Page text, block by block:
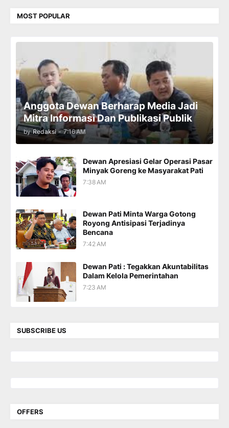
MOST POPULAR
Anggota Dewan Berharap Media Jadi
Mitra Informasi Dan Publikasi Publik
by Redaksi - 7:16 AM
Dewan Apresiasi Gelar Operasi Pasar
Minyak Goreng ke Masyarakat Pati
7:38 AM
Dewan Pati Minta Warga Gotong
Royong Antisipasi Terjadinya
Bencana
7:42 AM
Dewan Pati : Tegakkan Akuntabilitas
Dalam Kelola Pemerintahan
7:23 AM
SUBSCRIBE US
OFFERS